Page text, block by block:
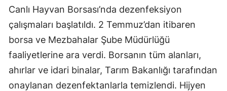
Canlı Hayvan Borsası’nda dezenfeksiyon
çalışmaları başlatıldı. 2 Temmuz’dan itibaren
borsa ve Mezbahalar Şube Müdürlüğü
faaliyetlerine ara verdi. Borsanın tüm alanları,
ahırlar ve idari binalar, Tarım Bakanlığı tarafından
onaylanan dezenfektanlarla temizlendi. Hijyen